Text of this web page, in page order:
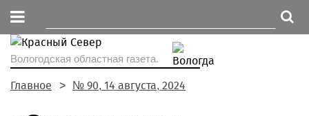
Вологодская областная газета.
Главное № 90, 14 августа, 2024